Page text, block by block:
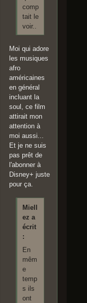
comp
tait le
voir..
Moi qui adore
les musiques
afro
américaines
en général
incluant la
soul, ce film
attirait mon
attention à
moi aussi...
Et je ne suis
pas prêt de
l'abonner à
Disney+ juste
pour ça.
Miell
ez a
écrit
:
En
mêm
e
temp
s ils
ont